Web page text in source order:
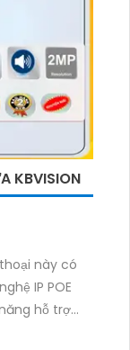
Hồng
KBVISION
này có
IP POE
hỗ trợ